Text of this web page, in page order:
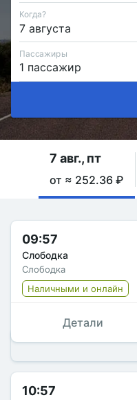
Когда?
Пассажиры
7 авг., пт
от ≈ 252.36 ₽
09:57
Слободка
Слободка
Наличными и онлайн
Детали
10:57